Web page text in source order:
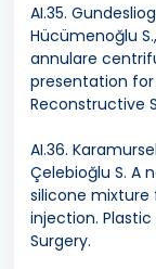
AI.35.
Hücümenoğlu
annulare
presentation
Reconstructive
AI.36.
Çelebioğlu S. A
silicone
injection.
Surgery.